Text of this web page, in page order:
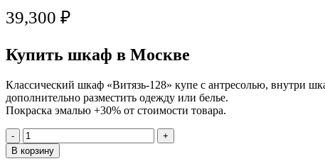
39,300 ₽
Купить шкаф в Москве
Классический шкаф «Витязь-128» купе с антресолью, внутри
дополнительно разместить одежду или белье.
Покраска эмалью +30% от стоимости товара.
Количество
товара
Шкаф
В корзину